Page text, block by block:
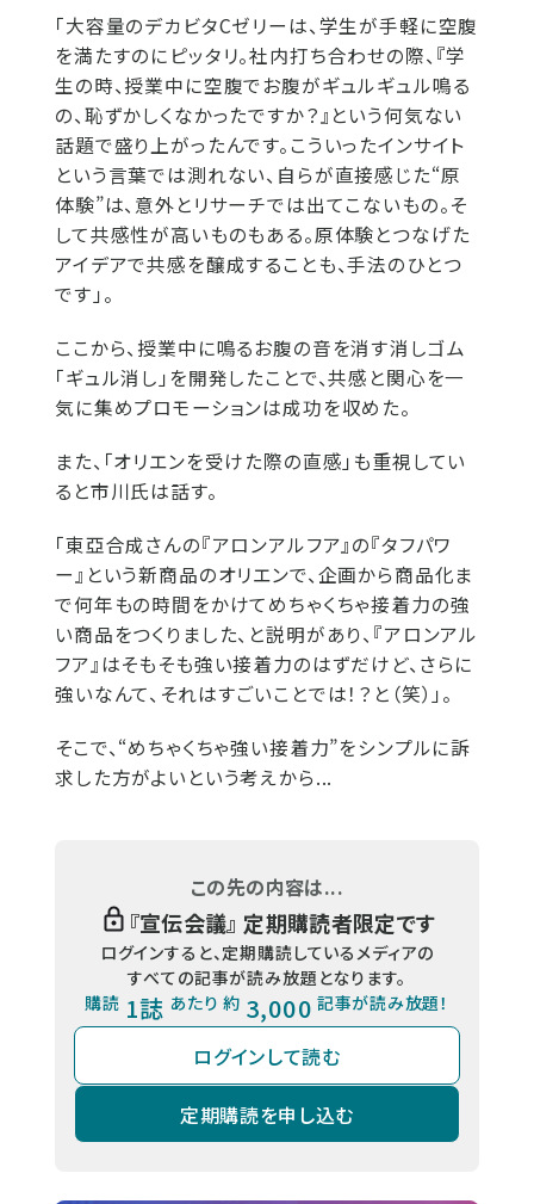
「大容量のデカビタCゼリーは、学生が手軽に空腹
を満たすのにピッタリ。社内打ち合わせの際、『学
生の時、授業中に空腹でお腹がギュルギュル鳴る
の、恥ずかしくなかったですか？』という何気ない
話題で盛り上がったんです。こういったインサイト
という言葉では測れない、自らが直接感じた“原
体験”は、意外とリサーチでは出てこないもの。そ
して共感性が高いものもある。原体験とつなげた
アイデアで共感を醸成することも、手法のひとつ
です」。
ここから、授業中に鳴るお腹の音を消す消しゴム
「ギュル消し」を開発したことで、共感と関心を一
気に集めプロモーションは成功を収めた。
また、「オリエンを受けた際の直感」も重視してい
ると市川氏は話す。
「東亞合成さんの『アロンアルフア』の『タフパワ
ー』という新商品のオリエンで、企画から商品化ま
で何年もの時間をかけてめちゃくちゃ接着力の強
い商品をつくりました、と説明があり、『アロンアル
フア』はそもそも強い接着力のはずだけど、さらに
強いなんて、それはすごいことでは！？と（笑）」。
そこで、“めちゃくちゃ強い接着力”をシンプルに訴
求した方がよいという考えから...
この先の内容は...
『宣伝会議』 定期購読者限定です
ログインすると、定期購読しているメディアの
すべての記事が読み放題となります。
購読 1誌 あたり 約 3,000 記事が読み放題！
ログインして読む
定期購読を申し込む